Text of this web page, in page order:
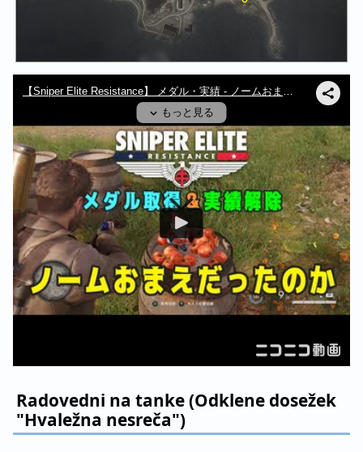
Radovedni na tanke (Odklene dosežek
"Hvaležna nesreča")